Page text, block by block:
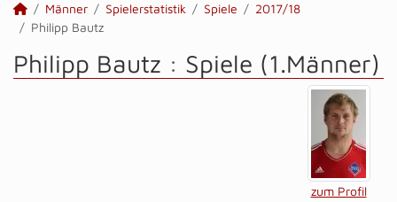
Männer Spielerstatistik Spiele
2017/18
Philipp Bautz
Philipp Bautz : Spiele (1.Männer)
zum Profil